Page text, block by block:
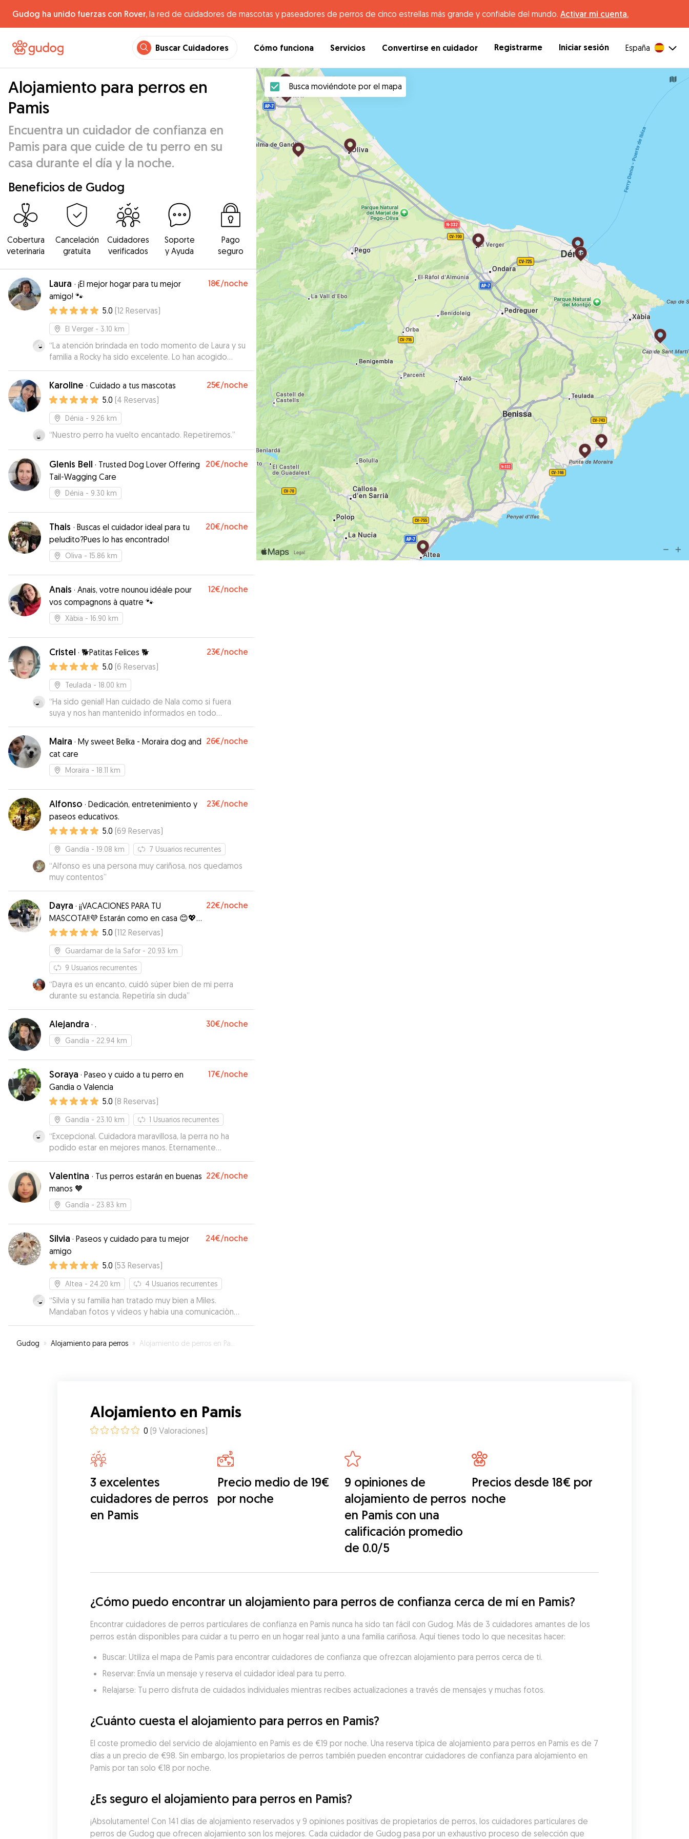
Gudog ha unido fuerzas con Rover, la red de cuidadores de mascotas y paseadores de perros de cinco estrellas más grande y confiable del mundo. Activar mi cuenta.
Buscar Cuidadores Cómo funciona Servicios Convertirse en cuidador Registrarme Iniciar sesión España
Alojamiento para perros en
Pamis
Encuentra un cuidador de confianza en
Pamis para que cuide de tu perro en su
casa durante el día y la noche.
Beneficios de Gudog
Cobertura
veterinaria
Cancelación
gratuita
Cuidadores
verificados
Soporte
y Ayuda
Pago
seguro
Laura · ¡El mejor hogar para tu mejor
amigo! 🐾
18€/noche
5.0 (12 Reservas)
El Verger - 3.10 km
“La atención brindada en todo momento de Laura y su
familia a Rocky ha sido excelente. Lo han acogido
como uno más de su manada. He estado en contacto
todos los días con Laura enviándome fotos de sus
paseos y estada en casa. Lo bueno de todo que tenía
otros perros y niños que a pesar de mi escepticismo,
por ser Rocky arisco a los niños, los ha aceptado sin
ningún problema. La acogida ha sido fenomenal
ademas que lo tenian muy consentido je je! Además el
estar en casa es como si estuviese en la nuestra. Por
supuesto no dudaré en volvérlo a dejar al ccuidado de
Laura y su familia. Mil gracias a ti y tu familia.
Karoline · Cuidado a tus mascotas 25€/noche
5.0 (4 Reservas)
Dénia - 9.26 km
“Nuestro perro ha vuelto encantado. Repetiremos.”
Glenis Bell · Trusted Dog Lover Offering
Tail-Wagging Care
20€/noche
Dénia - 9.30 km
Thais · Buscas el cuidador ideal para tu
peludito?Pues lo has encontrado!
20€/noche
Oliva - 15.86 km
Anais · Anais, votre nounou idéale pour
vos compagnons à quatre 🐾
12€/noche
Xàbia - 16.90 km
Cristel · 🐕Patitas Felices 🐕 23€/noche
5.0 (6 Reservas)
Teulada - 18.00 km
“Ha sido genial! Han cuidado de Nala como si fuera
suya y nos han mantenido informados en todo
momento. Volveríamos a repetir sin duda!”
Maira · My sweet Belka - Moraira dog and
cat care
26€/noche
Moraira - 18.11 km
Alfonso · Dedicación, entretenimiento y
paseos educativos.
23€/noche
5.0 (69 Reservas)
Gandía - 19.08 km 7 Usuarios recurrentes
“Alfonso es una persona muy cariñosa, nos quedamos
muy contentos”
Dayra · ¡¡VACACIONES PARA TU
MASCOTA!!💜 Estarán como en casa 😊💖
🐶🏠
22€/noche
5.0 (112 Reservas)
Guardamar de la Safor - 20.93 km
9 Usuarios recurrentes
“Dayra es un encanto, cuidó súper bien de mi perra
durante su estancia. Repetiría sin duda”
Alejandra · . 30€/noche
Gandía - 22.94 km
Soraya · Paseo y cuido a tu perro en
Gandia o Valencia
17€/noche
5.0 (8 Reservas)
Gandía - 23.10 km 1 Usuarios recurrentes
“Excepcional. Cuidadora maravillosa, la perra no ha
podido estar en mejores manos. Eternamente
agradecidos.”
Valentina · Tus perros estarán en buenas
manos 🧡
22€/noche
Gandía - 23.83 km
Silvia · Paseos y cuidado para tu mejor
amigo
24€/noche
5.0 (53 Reservas)
Altea - 24.20 km 4 Usuarios recurrentes
“Silvia y su familia han tratado muy bien a Miles.
Mandaban fotos y videos y habia una comunicaciòn
muy buena! Muchs gracias:)”
Gudog » Alojamiento para perros » Alojamiento de perros en Pamis
Busca moviéndote por el mapa
Alojamiento en Pamis
0 (9 Valoraciones)
3 excelentes
cuidadores de perros
en Pamis
Precio medio de 19€
por noche
9 opiniones de
alojamiento de perros
en Pamis con una
calificación promedio
de 0.0/5
Precios desde 18€ por
noche
¿Cómo puedo encontrar un alojamiento para perros de confianza cerca de mí en Pamis?
Encontrar cuidadores de perros particulares de confianza en Pamis nunca ha sido tan fácil con Gudog. Más de 3 cuidadores amantes de los
perros están disponibles para cuidar a tu perro en un hogar real junto a una familia cariñosa. Aquí tienes todo lo que necesitas hacer:
Buscar: Utiliza el mapa de Pamis para encontrar cuidadores de confianza que ofrezcan alojamiento para perros cerca de ti.
Reservar: Envía un mensaje y reserva el cuidador ideal para tu perro.
Relajarse: Tu perro disfruta de cuidados individuales mientras recibes actualizaciones a través de mensajes y muchas fotos.
¿Cuánto cuesta el alojamiento para perros en Pamis?
El coste promedio del servicio de alojamiento en Pamis es de €19 por noche. Una reserva típica de alojamiento para perros en Pamis es de 7
días a un precio de €98. Sin embargo, los propietarios de perros también pueden encontrar cuidadores de confianza para alojamiento en
Pamis por tan solo €18 por noche.
¿Es seguro el alojamiento para perros en Pamis?
¡Absolutamente! Con 141 días de alojamiento reservados y 9 opiniones positivas de propietarios de perros, los cuidadores particulares de
perros de Gudog que ofrecen alojamiento son los mejores. Cada cuidador de Gudog pasa por un exhaustivo proceso de selección que